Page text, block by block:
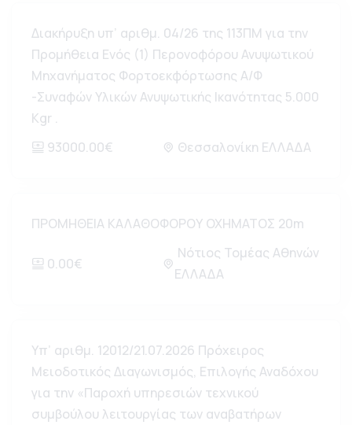
Διακήρυξη υπ’ αριθμ. 04/26 της 113ΠΜ για την
Προμήθεια Ενός (1) Περονοφόρου Ανυψωτικού
Μηχανήματος Φορτοεκφόρτωσης Α/Φ
-Συναφών Υλικών Ανυψωτικής Ικανότητας 5.000
Kgr .
93000.00€
Θεσσαλονίκη ΕΛΛΑΔΑ
ΠΡΟΜΗΘΕΙΑ ΚΑΛΑΘΟΦΟΡΟΥ ΟΧΗΜΑΤΟΣ 20m
0.00€
Νότιος Τομέας Αθηνών
ΕΛΛΑΔΑ
Υπ’ αριθμ. 12012/21.07.2026 Πρόχειρος
Μειοδοτικός Διαγωνισμός, Επιλογής Αναδόχου
για την «Παροχή υπηρεσιών τεχνικού
συμβούλου λειτουργίας των αναβατήρων